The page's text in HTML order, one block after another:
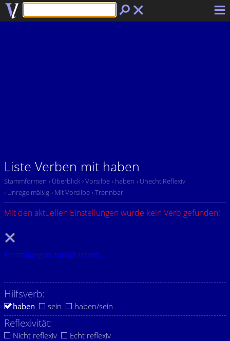
Liste Verben mit haben
Stammformen › Überblick › Vorsilbe › haben › Unecht Reflexiv
› Unregelmäßig › Mit Vorsilbe › Trennbar
Mit den aktuellen Einstellungen wurde kein Verb gefunden!
Einstellungen zurücksetzen.
Hilfsverb:
haben sein haben/sein
Reflexivität:
Nicht reflexiv
Echt reflexiv